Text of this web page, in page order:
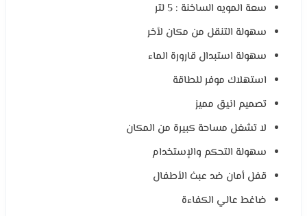
سعة المويه الساخنة : 5 لتر
سهولة التنقل من مكان لأخر
سهولة استبدال قارورة الماء
استهلاك موفر للطاقة
تصميم انيق مميز
لا تشغل مساحة كبيرة من المكان
سهولة التحكم والإستخدام
قفل أمان ضد عبث الأطفال
ضاغط عالي الكفاءة